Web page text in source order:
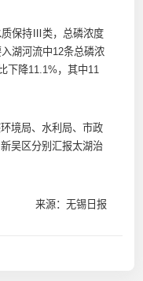
保持Ⅲ类，总磷浓度
湖河流中12条总磷浓
下降11.1%，其中11
境局、水利局、市政
吴区分别汇报太湖治
来源：无锡日报